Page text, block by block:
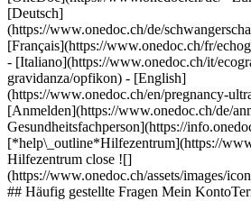
[Deutsch]
(https://www.onedoc.ch/de/
[Français](https://www.onedoc.ch/fr/
- [Italiano](https://www.onedoc.ch/it/
gravidanza/opfikon) - [English]
(https://www.onedoc.ch/en/pregnancy-
[Anmelden](https://www.onedoc.ch/de/
Gesundheitsfachperson](https://
[*help\_outline*Hilfezentrum](https://
Hilfezentrum close ![]
(https://www.onedoc.ch/assets/images/
## Häufig gestellte Fragen Mein